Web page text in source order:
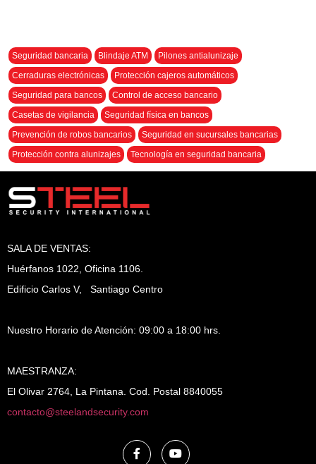
Seguridad bancaria Blindaje ATM
Pilones antialunizaje
Cerraduras electrónicas
Protección cajeros automáticos
Seguridad para bancos
Control de acceso bancario
Casetas de vigilancia
Seguridad física en bancos
Prevención de robos bancarios
Seguridad en sucursales bancarias
Protección contra alunizajes
Tecnología en seguridad bancaria
SALA DE VENTAS:
Huérfanos 1022, Oficina 1106.
Edificio Carlos V, Santiago Centro
Nuestro Horario de Atención: 09:00 a 18:00 hrs.
MAESTRANZA:
El Olivar 2764, La Pintana. Cod. Postal 8840055
contacto@steelandsecurity.com